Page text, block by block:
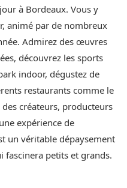
à Bordeaux. Vous y
animé par de nombreux
Admirez des œuvres
découvrez les sports
indoor, dégustez de
restaurants comme le
créateurs, producteurs
expérience de
un véritable dépaysement
fascinera petits et grands.